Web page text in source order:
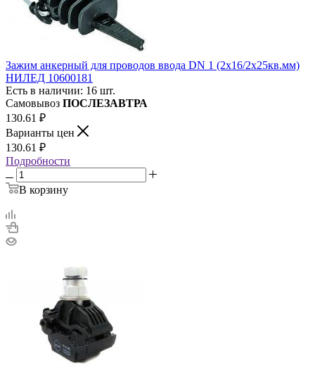
Зажим анкерный для проводов ввода DN 1 (2х16/2х25кв.мм)
НИЛЕД 10600181
Есть в наличии: 16 шт.
Самовывоз ПОСЛЕЗАВТРА
130.61 ₽
Варианты цен
130.61 ₽
Подробности
В корзину